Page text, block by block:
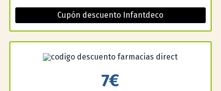
Cupón descuento Infantdeco
7€